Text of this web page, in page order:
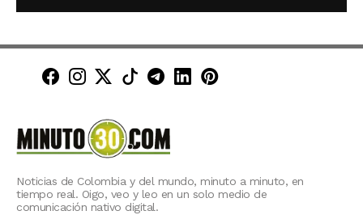
Minuto30 en Facebook
Minuto30 en Instagram
Minuto30 en X (Twitter)
Minuto30 en TikTok
Canal de Minuto30 en
Minuto30 en LinkedIn
Minuto30 en
Noticias de Colombia y del mundo, minuto a minuto, en
tiempo real. Oigo, veo y leo en un solo medio de
comunicación nativo digital.